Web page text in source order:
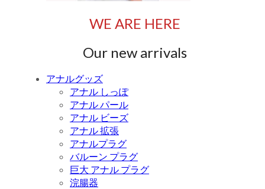
WE ARE HERE
Our new arrivals
アナルグッズ
アナル しっぽ
アナル パール
アナル ビーズ
アナル 拡張
アナルプラグ
バルーン プラグ
巨大 アナル プラグ
浣腸器